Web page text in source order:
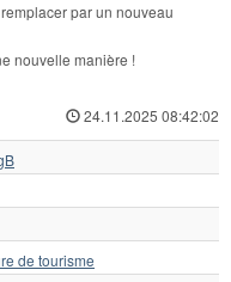
par un nouveau
nouvelle manière !
24.11.2025 08:42:02
de tourisme